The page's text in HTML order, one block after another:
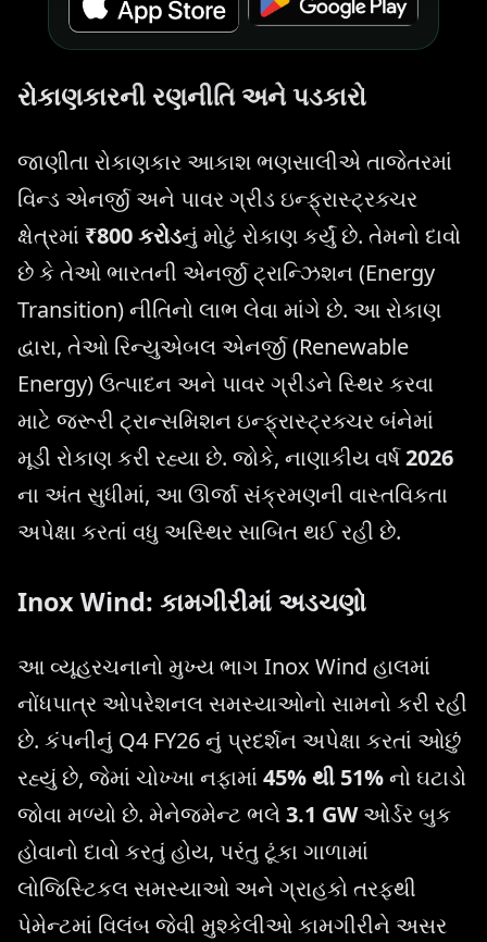
રોકાણકારની રણનીતિ અને પડકારો
જાણીતા રોકાણકાર આકાશ ભણસાલીએ તાજેતરમાં
વિન્ડ એનર્જી અને પાવર ગ્રીડ ઇન્ફ્રાસ્ટ્રક્ચર
ક્ષેત્રમાં ₹800 કરોડનું મોટું રોકાણ કર્યું છે. તેમનો દાવો
છે કે તેઓ ભારતની એનર્જી ટ્રાન્ઝિશન (Energy
Transition) નીતિનો લાભ લેવા માંગે છે. આ રોકાણ
દ્વારા, તેઓ રિન્યુએબલ એનર્જી (Renewable
Energy) ઉત્પાદન અને પાવર ગ્રીડને સ્થિર કરવા
માટે જરૂરી ટ્રાન્સમિશન ઇન્ફ્રાસ્ટ્રક્ચર બંનેમાં
મૂડી રોકાણ કરી રહ્યા છે. જોકે, નાણાકીય વર્ષ2026
ના અંત સુધીમાં, આ ઊર્જા સંક્રમણની વાસ્તવિકતા
અપેક્ષા કરતાં વધુ અસ્થિર સાબિત થઈ રહી છે.
Inox Wind: કામગીરીમાં અડચણો
આ વ્યૂહરચનાનો મુખ્ય ભાગ Inox Wind હાલમાં
નોંધપાત્ર ઓપરેશનલ સમસ્યાઓનો સામનો કરી રહી
છે. કંપનીનું Q4 FY26 નું પ્રદર્શન અપેક્ષા કરતાં ઓછું
રહ્યું છે, જેમાં ચોખ્ખા નફામાં 45% થી 51%નો ઘટાડો
જોવા મળ્યો છે. મેનેજમેન્ટ ભલે3.1 GWઓર્ડર બુક
હોવાનો દાવો કરતું હોય, પરંતુ ટૂંકા ગાળામાં
લોજિસ્ટિકલ સમસ્યાઓ અને ગ્રાહકો તરફથી
પેમેન્ટમાં વિલંબ જેવી મુશ્કેલીઓ કામગીરીને અસર